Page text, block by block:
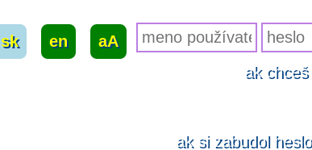
sk en
aA
ak
ak si zabudol